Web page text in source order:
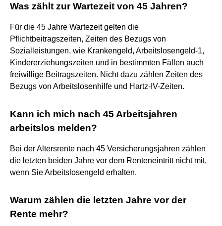
Was zählt zur Wartezeit von 45 Jahren?
Für die 45 Jahre Wartezeit gelten die
Pflichtbeitragszeiten, Zeiten des Bezugs von
Sozialleistungen, wie Krankengeld, Arbeitslosengeld-1,
Kindererziehungszeiten und in bestimmten Fällen auch
freiwillige Beitragszeiten. Nicht dazu zählen Zeiten des
Bezugs von Arbeitslosenhilfe und Hartz-IV-Zeiten.
Kann ich mich nach 45 Arbeitsjahren
arbeitslos melden?
Bei der Altersrente nach 45 Versicherungsjahren zählen
die letzten beiden Jahre vor dem Renteneintritt nicht mit,
wenn Sie Arbeitslosengeld erhalten.
Warum zählen die letzten Jahre vor der
Rente mehr?